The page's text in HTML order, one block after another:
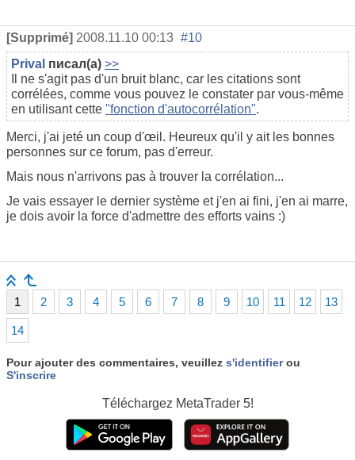
[Supprimé] 2008.11.10 00:13 #10
Prival писал(а) >>
Il ne s'agit pas d'un bruit blanc, car les citations sont
corrélées, comme vous pouvez le constater par vous-même
en utilisant cette "fonction d'autocorrélation".
Merci, j'ai jeté un coup d'œil. Heureux qu'il y ait les bonnes
personnes sur ce forum, pas d'erreur.
Mais nous n'arrivons pas à trouver la corrélation...
Je vais essayer le dernier système et j'en ai fini, j'en ai marre,
je dois avoir la force d'admettre des efforts vains :)
1 2 3 4 5 6 7 8 9 10 11 12 13
14
Pour ajouter des commentaires, veuillez s'identifierou
S'inscrire
Téléchargez MetaTrader 5!